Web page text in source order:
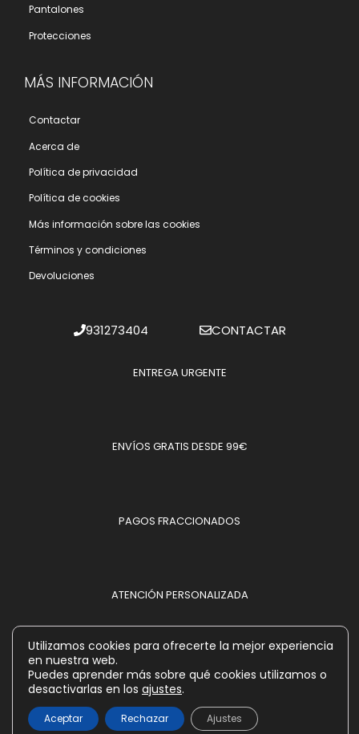
Pantalones
Protecciones
MÁS INFORMACIÓN
Contactar
Acerca de
Polí­tica de privacidad
Polí­tica de cookies
Más información sobre las cookies
Términos y condiciones
Devoluciones
931273404 CONTACTAR
ENTREGA URGENTE
ENVÍOS GRATIS DESDE 99€
PAGOS FRACCIONADOS
ATENCIÓN PERSONALIZADA
MÉTODOS DE PAGO ACEPTADOS
Utilizamos cookies para ofrecerte la mejor experiencia
en nuestra web.
Puedes aprender más sobre qué cookies utilizamos o
desactivarlas en los ajustes.
Aceptar Rechazar Ajustes